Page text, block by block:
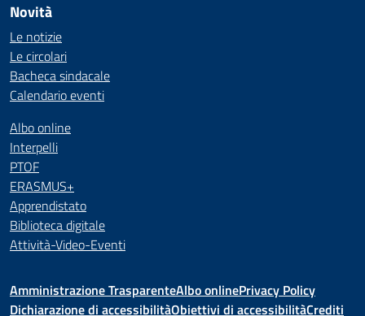
Novità
Le notizie
Le circolari
Bacheca sindacale
Calendario eventi
Albo online
Interpelli
PTOF
ERASMUS+
Apprendistato
Biblioteca digitale
Attività-Video-Eventi
Amministrazione TrasparenteAlbo onlinePrivacy Policy
Dichiarazione di accessibilitàObiettivi di accessibilitàCrediti